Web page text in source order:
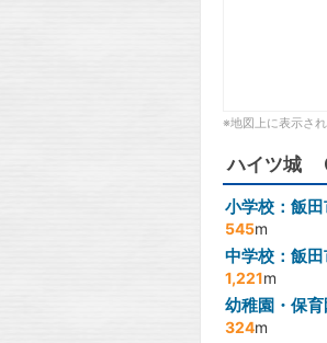
※地図上に表示さ
ハイツ城
小学校：飯
545m
中学校：飯
1,221m
幼稚園・保
324m